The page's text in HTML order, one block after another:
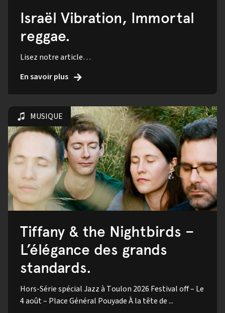
Israël Vibration, Immortal
reggae.
Lisez notre article…
En savoir plus
MUSIQUE
Tiffany & the Nightbirds –
L’élégance des grands
standards.
Hors-Série spécial Jazz à Toulon 2026 Festival off – Le
4 août – Place Général Pouyade À la tête de ...